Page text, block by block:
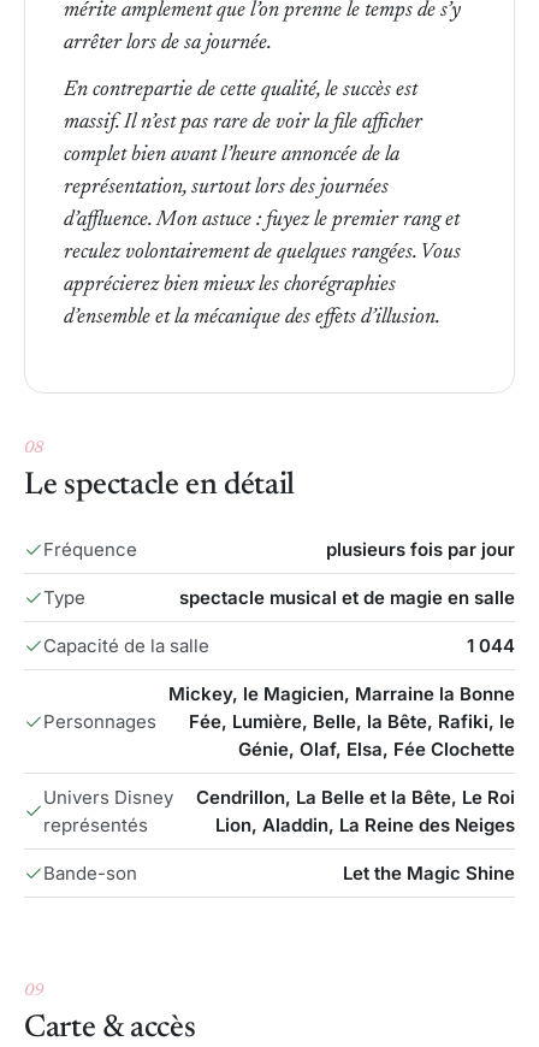
mérite amplement que l’on prenne le temps de s’y
arrêter lors de sa journée.
En contrepartie de cette qualité, le succès est
massif. Il n’est pas rare de voir la file afficher
complet bien avant l’heure annoncée de la
représentation, surtout lors des journées
d’affluence. Mon astuce : fuyez le premier rang et
reculez volontairement de quelques rangées. Vous
apprécierez bien mieux les chorégraphies
d’ensemble et la mécanique des effets d’illusion.
Voir la vidéo
08
Le spectacle en détail
Fréquence plusieurs fois par jour
Type spectacle musical et de magie en salle
Capacité de la salle 1 044
Personnages
Mickey, le Magicien, Marraine la Bonne
Fée, Lumière, Belle, la Bête, Rafiki, le
Génie, Olaf, Elsa, Fée Clochette
Univers Disney
représentés
Cendrillon, La Belle et la Bête, Le Roi
Lion, Aladdin, La Reine des Neiges
Bande-son Let the Magic Shine
09
Carte & accès